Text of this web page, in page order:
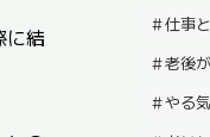
に結
仕事
老後
やる